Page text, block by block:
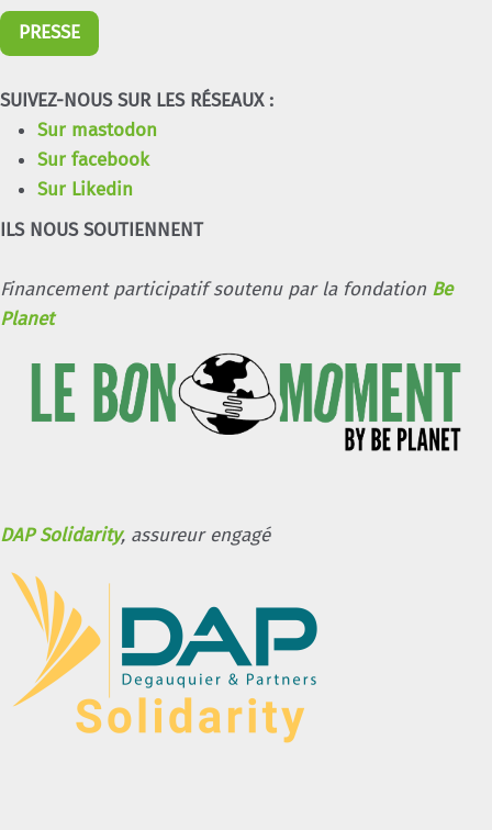
PRESSE
SUIVEZ-NOUS SUR LES RÉSEAUX :
Sur mastodon
Sur facebook
Sur Likedin
ILS NOUS SOUTIENNENT
Financement participatif soutenu par la fondation Be
Planet
DAP Solidarity, assureur engagé